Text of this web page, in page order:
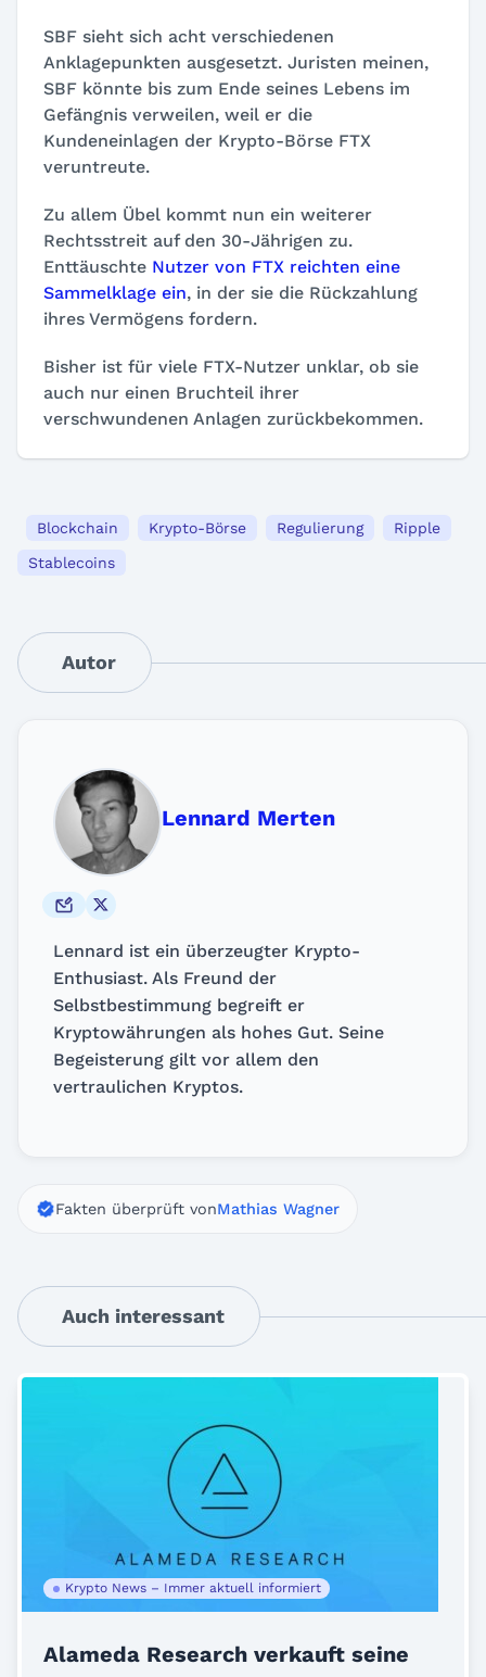
SBF sieht sich acht verschiedenen
Anklagepunkten ausgesetzt. Juristen meinen,
SBF könnte bis zum Ende seines Lebens im
Gefängnis verweilen, weil er die
Kundeneinlagen der Krypto-Börse FTX
veruntreute.
Zu allem Übel kommt nun ein weiterer
Rechtsstreit auf den 30-Jährigen zu.
Enttäuschte Nutzer von FTX reichten eine
Sammelklage ein, in der sie die Rückzahlung
ihres Vermögens fordern.
Bisher ist für viele FTX-Nutzer unklar, ob sie
auch nur einen Bruchteil ihrer
verschwundenen Anlagen zurückbekommen.
Blockchain Krypto-Börse Regulierung
Ripple
Stablecoins
Autor
Lennard Merten
Lennard ist ein überzeugter Krypto-
Enthusiast. Als Freund der
Selbstbestimmung begreift er
Kryptowährungen als hohes Gut. Seine
Begeisterung gilt vor allem den
vertraulichen Kryptos.
Fakten überprüft vonMathias Wagner
Auch interessant
Krypto News – Immer aktuell informiert
Alameda Research verkauft seine